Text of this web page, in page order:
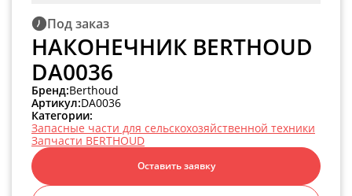
Под заказ
НАКОНЕЧНИК BERTHOUD
DA0036
Бренд:Berthoud
Артикул:DA0036
Категории:
Запасные части для сельскохозяйственной техники
Запчасти BERTHOUD
Оставить заявку